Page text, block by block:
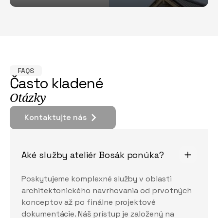
FAQS
Často kladené
Otázky
Kontaktujte nás
Kontaktujte nás
Aké služby ateliér Bosák ponúka?
Poskytujeme komplexné služby v oblasti
architektonického navrhovania od prvotných
konceptov až po finálne projektové
dokumentácie. Náš prístup je založený na